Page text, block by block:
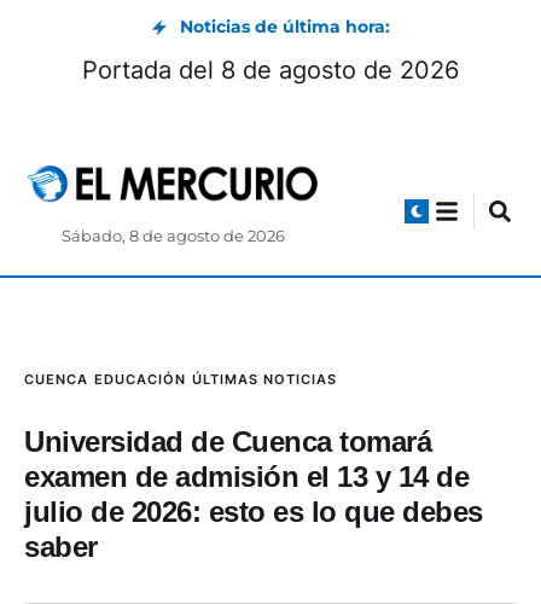
Noticias de última hora:
Portada del 8 de agosto de 2026
Sábado, 8 de agosto de 2026
CUENCA EDUCACIÓN ÚLTIMAS NOTICIAS
Universidad de Cuenca tomará
examen de admisión el 13 y 14 de
julio de 2026: esto es lo que debes
saber